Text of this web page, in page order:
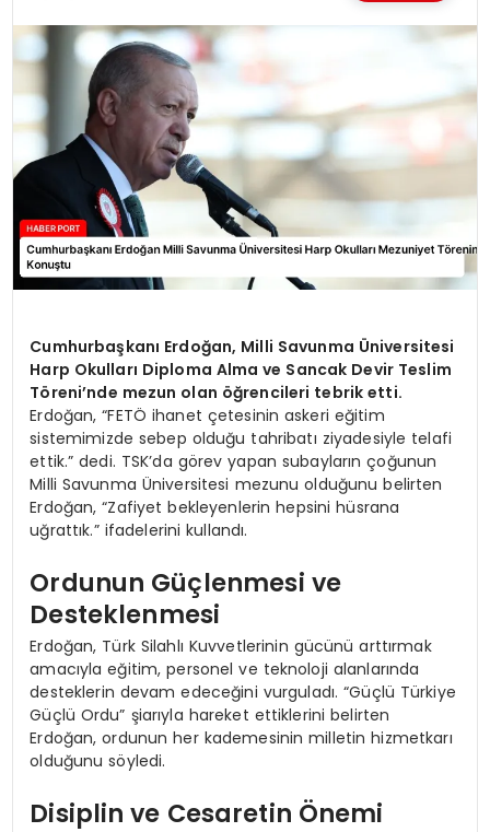
Cumhurbaşkanı Erdoğan, Milli Savunma Üniversitesi
Harp Okulları Diploma Alma ve Sancak Devir Teslim
Töreni’nde mezun olan öğrencileri tebrik etti.
Erdoğan, “FETÖ ihanet çetesinin askeri eğitim
sistemimizde sebep olduğu tahribatı ziyadesiyle telafi
ettik.” dedi. TSK’da görev yapan subayların çoğunun
Milli Savunma Üniversitesi mezunu olduğunu belirten
Erdoğan, “Zafiyet bekleyenlerin hepsini hüsrana
uğrattık.” ifadelerini kullandı.
Ordunun Güçlenmesi ve
Desteklenmesi
Erdoğan, Türk Silahlı Kuvvetlerinin gücünü arttırmak
amacıyla eğitim, personel ve teknoloji alanlarında
desteklerin devam edeceğini vurguladı. “Güçlü Türkiye
Güçlü Ordu” şiarıyla hareket ettiklerini belirten
Erdoğan, ordunun her kademesinin milletin hizmetkarı
olduğunu söyledi.
Disiplin ve Cesaretin Önemi